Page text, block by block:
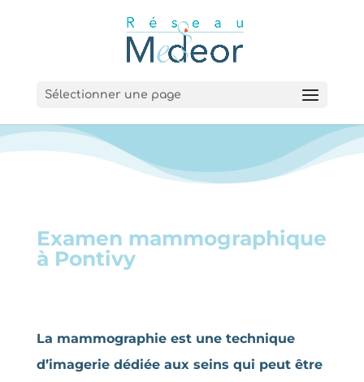
Sélectionner une page
Examen mammographique
à Pontivy
La mammographie est une technique
d’imagerie dédiée aux seins qui peut être